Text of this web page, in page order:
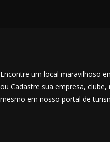
Encontre um local maravilhoso
ou Cadastre sua empresa,
mesmo em nosso portal de